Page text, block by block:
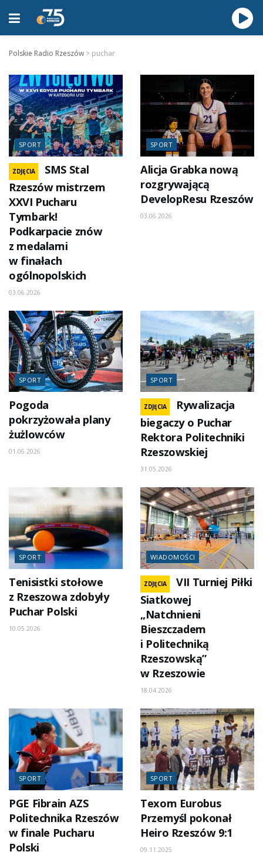
Polskie Radio Rzeszów > puchar
SPORT
ZDJĘCIA
SMS Stal
Rzeszów mistrzem
XXVI Pucharu
Tymbark!
Podkarpacie znów
z medalami
w finałach
ogólnopolskich
03.06.2026
SPORT
Alicja Grabka nową
rozgrywającą
DevelopResu Rzeszów
03.06.2026
SPORT
Pogoda
pokrzyżowała plany
żużlowców
01.06.2026
SPORT
ZDJĘCIA
Rywalizacja
biegaczy o Puchar
Rektora Politechniki
Rzeszowskiej
31.05.2026
SPORT
Tenisistki stołowe
z Rzeszowa zdobyły
Puchar Polski
10.05.2026
WIADOMOŚCI
ZDJĘCIA
VII Turniej Piłki
Siatkowej
„Natchnieni
Bieszczadem
i Politechniką
Rzeszowską”
w Rzeszowie
18.04.2026
SPORT
PGE Fibrain AZS
Politechnika Rzeszów
w finale Pucharu
Polski
SPORT
Texom Eurobus
Przemyśl pokonał
Heiro Rzeszów 9:1
09.11.2025